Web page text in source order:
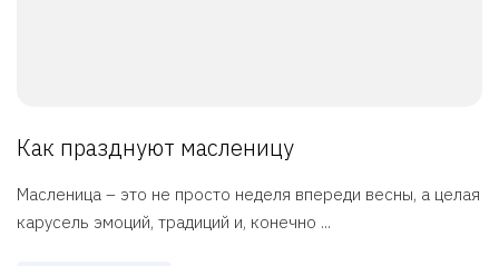
Как празднуют масленицу
Масленица – это не просто неделя впереди весны, а целая
карусель эмоций, традиций и, конечно ...